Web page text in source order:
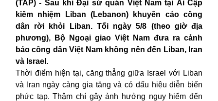
(TAP) - Sau khi Đại sứ quán Việt Nam tại Ai Cập
kiêm nhiệm Liban (Lebanon) khuyến cáo công
dân rời khỏi Liban. Tối ngày 5/8 (theo giờ địa
phương), Bộ Ngoại giao Việt Nam đưa ra cảnh
báo công dân Việt Nam không nên đến Liban, Iran
và Israel .
Thời điểm hiện tại, căng thẳng giữa Israel với Liban
và Iran ngày càng gia tăng và có dấu hiệu diễn biến
phức tạp. Thậm chí gây ảnh hưởng nguy hiểm đến